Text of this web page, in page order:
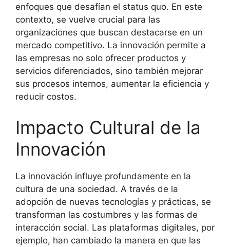
enfoques que desafían el status quo. En este
contexto, se vuelve crucial para las
organizaciones que buscan destacarse en un
mercado competitivo. La innovación permite a
las empresas no solo ofrecer productos y
servicios diferenciados, sino también mejorar
sus procesos internos, aumentar la eficiencia y
reducir costos.
Impacto Cultural de la
Innovación
La innovación influye profundamente en la
cultura de una sociedad. A través de la
adopción de nuevas tecnologías y prácticas, se
transforman las costumbres y las formas de
interacción social. Las plataformas digitales, por
ejemplo, han cambiado la manera en que las